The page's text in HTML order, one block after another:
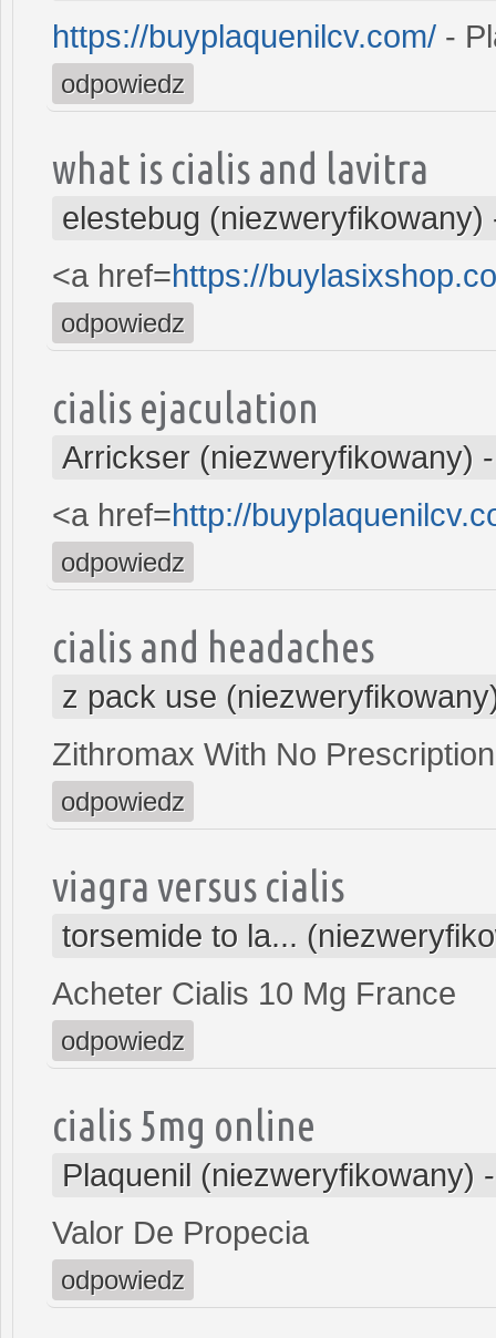
https://buyplaquenilcv.com/ -
odpowiedz
what is cialis and lavitra
elestebug (niezweryfikowany)
<a href=https://
odpowiedz
cialis ejaculation
Arrickser (niezweryfikowany)
<a href=http://
odpowiedz
cialis and headaches
z pack use
Zithromax With No Prescription
odpowiedz
viagra versus cialis
torsemide to la...
Acheter Cialis 10 Mg France
odpowiedz
cialis 5mg online
Plaquenil (niezweryfikowany)
Valor De Propecia
odpowiedz